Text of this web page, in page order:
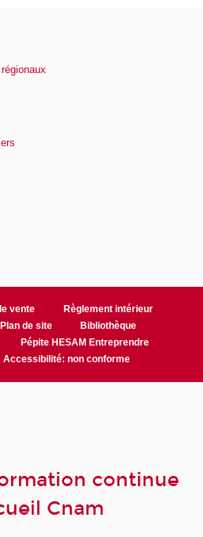
vente
Règlement intérieur
Plan de site
Bibliothèque
Pépite HESAM Entreprendre
Accessibilité: non conforme
continue
Cnam